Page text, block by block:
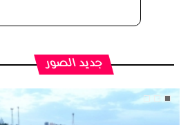
جديد الصور